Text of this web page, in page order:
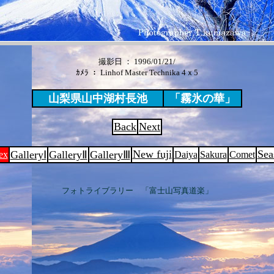
撮影日 ： 1996/01/21/
ｶﾒﾗ ： Linhof Master Technika 4ｘ5
山梨県山中湖村長池 「霧氷の華」
Back Next
GalleryⅠ GalleryⅡ GalleryⅢ New fuji Daiya Sakura Comet
フォトライブラリー 「富士山写真道楽」